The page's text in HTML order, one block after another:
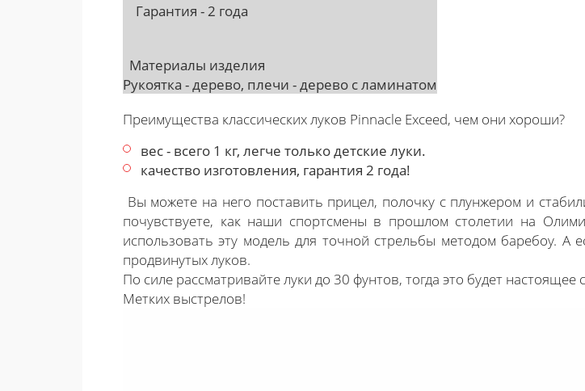
Гарантия - 2 года
Материалы изделия
Рукоятка - дерево, плечи - дерево с ламинатом
Преимущества классических луков Pinnacle Exceed, чем они хороши?
вес - всего 1 кг, легче только детские луки.
качество изготовления, гарантия 2 года!
Вы можете на него поставить прицел, полочку с плунжером и
почувствуете, как наши спортсмены в прошлом столетии на
использовать эту модель для точной стрельбы методом баребоу. А
продвинутых луков.
По силе рассматривайте луки до 30 фунтов, тогда это будет настоящее
Метких выстрелов!